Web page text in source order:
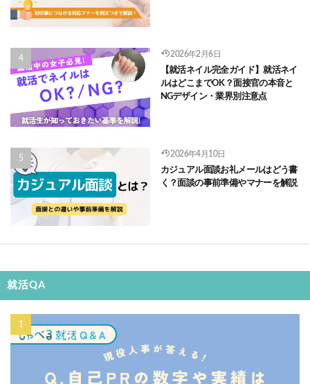
2026年2月6日
【就活ネイル完全ガイド】就活ネイ
ルはどこまでOK？面接官の本音と
NGデザイン・業界別注意点
2026年4月10日
カジュアル面談お礼メールはどう書
く？面談の事前準備やマナーを解説
就活QA